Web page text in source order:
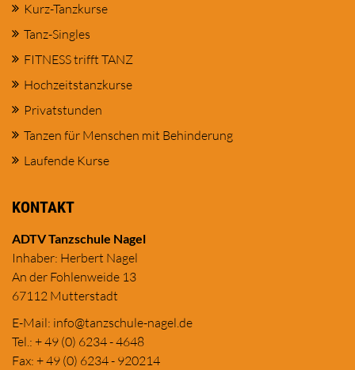
Kurz-Tanzkurse
Tanz-Singles
FITNESS trifft TANZ
Hochzeitstanzkurse
Privatstunden
Tanzen für Menschen mit Behinderung
Laufende Kurse
KONTAKT
ADTV Tanzschule Nagel
Inhaber: Herbert Nagel
An der Fohlenweide 13
67112 Mutterstadt
E-Mail: info@tanzschule-nagel.de
Tel.: + 49 (0) 6234 - 4648
Fax: + 49 (0) 6234 - 920214